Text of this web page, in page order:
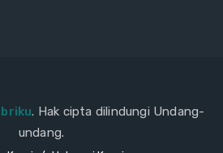
. Hak cipta dilindungi Undang-
undang.